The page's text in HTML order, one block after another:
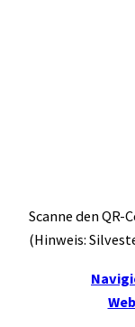
Scanne den
(Hinweis: